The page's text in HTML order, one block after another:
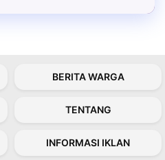
BERITA WARGA
TENTANG
INFORMASI IKLAN